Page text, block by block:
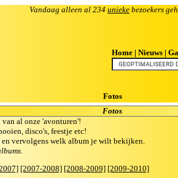
Vandaag alleen al 234 unieke bezoekers
Home | Nieuws |
Fotos
Fotos
al onze 'avonturen'!
disco's, feestje etc!
vervolgens welk album je wilt bekijken.
[2007-2008] [2008-2009] [2009-2010]